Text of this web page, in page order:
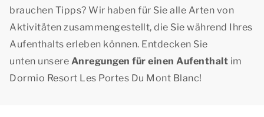
brauchen Tipps? Wir haben für Sie alle Arten von
Aktivitäten zusammengestellt, die Sie während Ihres
Aufenthalts erleben können. Entdecken Sie
unten unsere Anregungen für einen Aufenthalt im
Dormio Resort Les Portes Du Mont Blanc!